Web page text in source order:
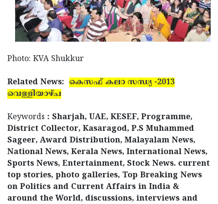
Photo: KVA Shukkur
Related News: കെസഫ് കലാ സന്ധ്യ -2013
വെള്ളിയാഴ്ച
Keywords : Sharjah, UAE, KESEF, Programme,
District Collector, Kasaragod, P.S Muhammed
Sageer, Award Distribution, Malayalam News,
National News, Kerala News, International News,
Sports News, Entertainment, Stock News. current
top stories, photo galleries, Top Breaking News
on Politics and Current Affairs in India &
around the World, discussions, interviews and